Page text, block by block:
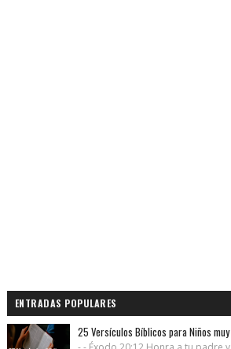
ENTRADAS POPULARES
25 Versículos Bíblicos para Niños